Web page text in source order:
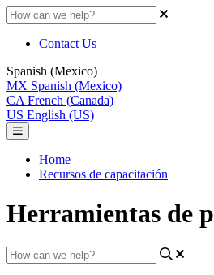
Contact Us
Spanish (Mexico)
MX Spanish (Mexico)
CA French (Canada)
US English (US)
Home
Recursos de capacitación
Herramientas de